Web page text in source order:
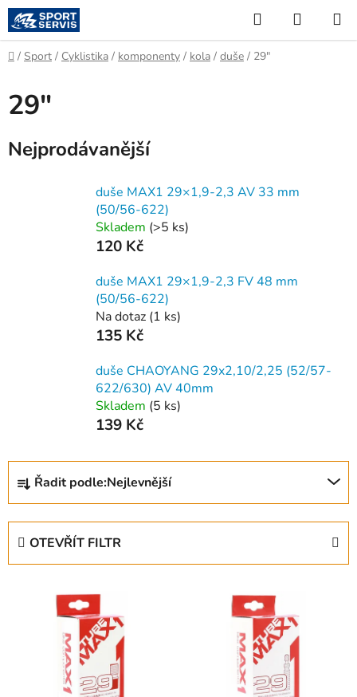
Přejít
na
obsah
Hledat
KOŠÍK
Domů
/ Sport / Cyklistika / komponenty / kola / duše / 29"
29"
Nejprodávanější
duše MAX1 29×1,9-2,3 AV 33 mm
(50/56-622)
Skladem (>5 ks)
120 Kč
duše MAX1 29×1,9-2,3 FV 48 mm
(50/56-622)
Na dotaz (1 ks)
135 Kč
duše CHAOYANG 29x2,10/2,25 (52/57-
622/630) AV 40mm
Skladem (5 ks)
139 Kč
Ř
z
Řadit podle:Nejlevnější
OTEVŘÍT FILTR